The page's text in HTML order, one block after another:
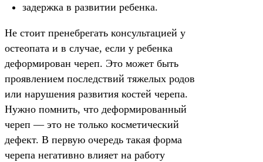
задержка в развитии ребенка.
Не стоит пренебрегать консультацией у
остеопата и в случае, если у ребенка
деформирован череп. Это может быть
проявлением последствий тяжелых родов
или нарушения развития костей черепа.
Нужно помнить, что деформированный
череп — это не только косметический
дефект. В первую очередь такая форма
черепа негативно влияет на работу